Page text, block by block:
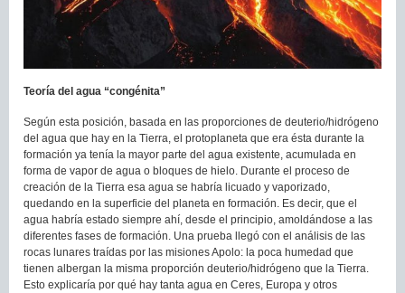
Teoría del agua “congénita”
Según esta posición, basada en las proporciones de deuterio/hidrógeno
del agua que hay en la Tierra, el protoplaneta que era ésta durante la
formación ya tenía la mayor parte del agua existente, acumulada en
forma de vapor de agua o bloques de hielo. Durante el proceso de
creación de la Tierra esa agua se habría licuado y vaporizado,
quedando en la superficie del planeta en formación. Es decir, que el
agua habría estado siempre ahí, desde el principio, amoldándose a las
diferentes fases de formación. Una prueba llegó con el análisis de las
rocas lunares traídas por las misiones Apolo: la poca humedad que
tienen albergan la misma proporción deuterio/hidrógeno que la Tierra.
Esto explicaría por qué hay tanta agua en Ceres, Europa y otros